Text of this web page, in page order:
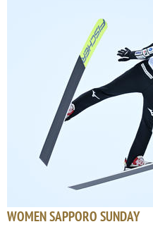
WOMEN SAPPORO SUNDAY